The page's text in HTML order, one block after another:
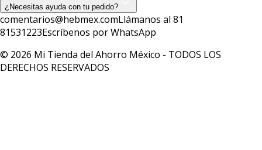
¿Necesitas ayuda con tu pedido?
comentarios@hebmex.comLlámanos al 81
81531223Escríbenos por WhatsApp
© 2026 Mi Tienda del Ahorro México - TODOS LOS
DERECHOS RESERVADOS